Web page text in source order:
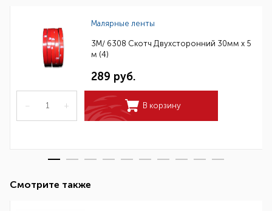
Малярные ленты
3M/ 6308 Скотч Двухсторонний 30мм х 5
м (4)
289 руб.
– + В корзину
Смотрите также